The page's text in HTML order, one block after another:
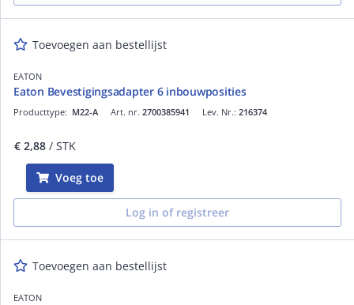
Toevoegen aan bestellijst
EATON
Eaton Bevestigingsadapter 6 inbouwposities
Art. nr. 2700385941
Producttype: M22-A Lev. Nr.: 216374
€ 2,88 / STK
Voeg toe
Log in of registreer
Toevoegen aan bestellijst
EATON